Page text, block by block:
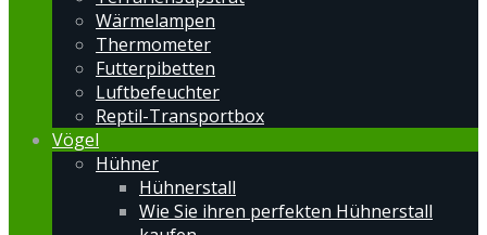
Wärmelampen
Thermometer
Futterpibetten
Luftbefeuchter
Reptil-Transportbox
Vögel
Hühner
Hühnerstall
Wie Sie ihren perfekten Hühnerstall